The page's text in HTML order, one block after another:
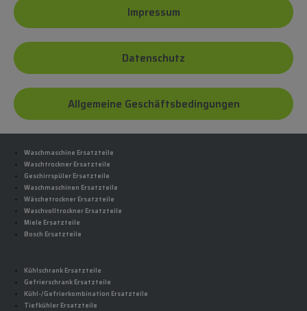
Impressum
Datenschutz
Allgemeine Geschäftsbedingungen
Waschmaschine Ersatzteile
Waschtrockner Ersatzteile
Geschirrspüler Ersatzteile
Waschmaschinen Ersatzteile
Wäschetrockner Ersatzteile
Waschvolltrockner Ersatzteile
Miele Ersatzteile
Bosch Ersatzteile
Kühlschrank Ersatzteile
Gefrierschrank Ersatzteile
Kühl-/Gefrierkombination Ersatzteile
Tiefkühler Ersatzteile